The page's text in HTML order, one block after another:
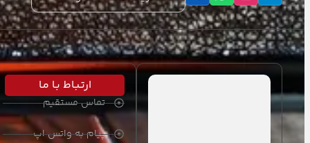
ملزومات چابکی و تعادلی
طناب های ورزشی
ورزش های تیمی و انفرادی
ارتـبـاط بـا مـا
تماس مستقیم
پیام به واتس اپ